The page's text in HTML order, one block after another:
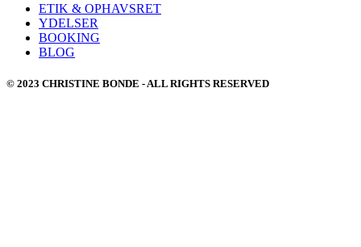
ETIK & OPHAVSRET
YDELSER
BOOKING
BLOG
© 2023 CHRISTINE BONDE - ALL RIGHTS RESERVED